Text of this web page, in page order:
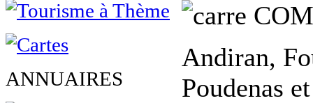
ANNUAIRES
Andiran,
Poudenas